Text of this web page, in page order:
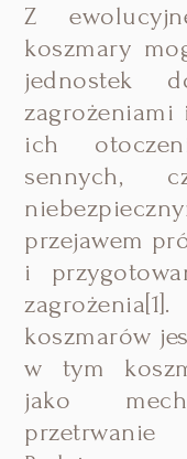
Z
koszmary
jednostek
zagrożeniami
ich
sennych,
przejawem
i
koszmarów
w tym
jako